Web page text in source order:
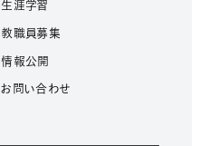
生涯学習
教職員募集
情報公開
お問い合わせ